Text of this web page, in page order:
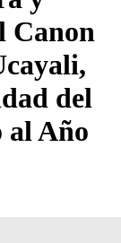
Canon
del
al Año